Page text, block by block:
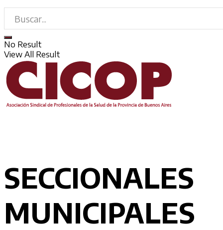
No Result
View All Result
SECCIONALES
MUNICIPALES